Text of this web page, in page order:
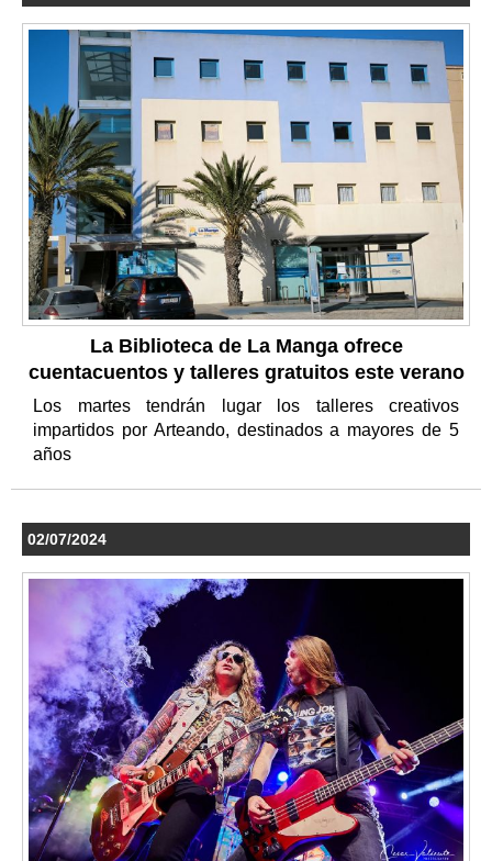
La Biblioteca de La Manga ofrece
cuentacuentos y talleres gratuitos este verano
Los martes tendrán lugar los talleres creativos
impartidos por Arteando, destinados a mayores de 5
años
02/07/2024